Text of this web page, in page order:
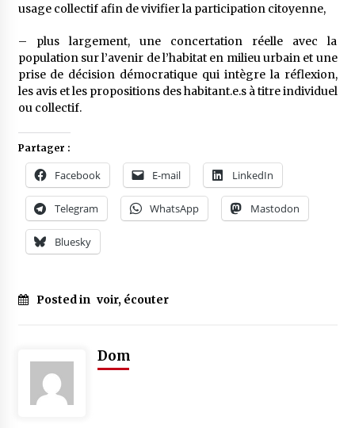
usage collectif afin de vivifier la participation citoyenne,
– plus largement, une concertation réelle avec la
population sur l’avenir de l’habitat en milieu urbain et une
prise de décision démocratique qui intègre la réflexion,
les avis et les propositions des habitant.e.s à titre individuel
ou collectif.
Partager :
Facebook E-mail LinkedIn
Telegram WhatsApp Mastodon
Bluesky
Posted in voir, écouter
Dom